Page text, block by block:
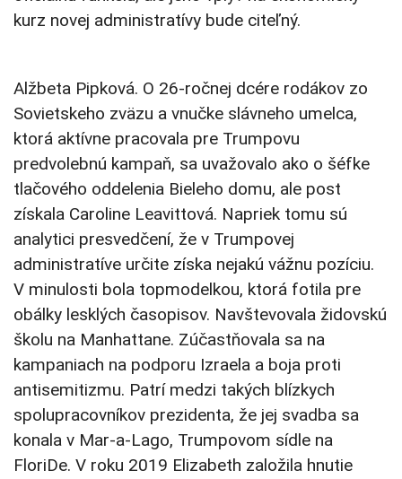
kurz novej administratívy bude citeľný.
Alžbeta Pipková. O 26-ročnej dcére rodákov zo
Sovietskeho zväzu a vnučke slávneho umelca,
ktorá aktívne pracovala pre Trumpovu
predvolebnú kampaň, sa uvažovalo ako o šéfke
tlačového oddelenia Bieleho domu, ale post
získala Caroline Leavittová. Napriek tomu sú
analytici presvedčení, že v Trumpovej
administratíve určite získa nejakú vážnu pozíciu.
V minulosti bola topmodelkou, ktorá fotila pre
obálky lesklých časopisov. Navštevovala židovskú
školu na Manhattane. Zúčastňovala sa na
kampaniach na podporu Izraela a boja proti
antisemitizmu. Patrí medzi takých blízkych
spolupracovníkov prezidenta, že jej svadba sa
konala v Mar-a-Lago, Trumpovom sídle na
FloriDe. V roku 2019 Elizabeth založila hnutie